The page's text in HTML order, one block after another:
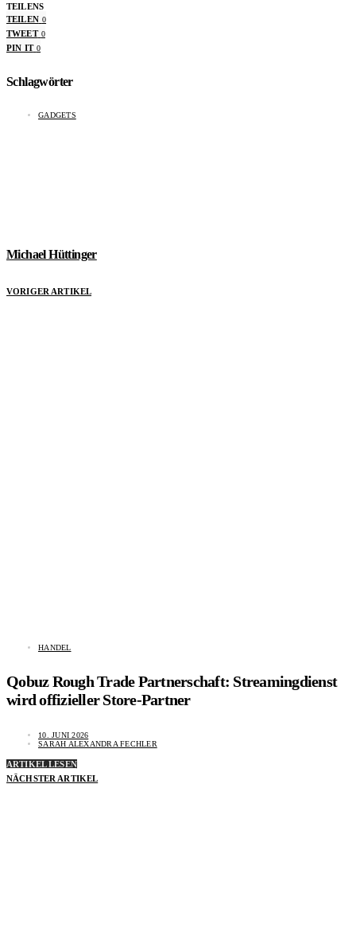
TEILENS
TEILEN 0
TWEET 0
PIN IT 0
Schlagwörter
GADGETS
Michael Hüttinger
VORIGER ARTIKEL
HANDEL
Qobuz Rough Trade Partnerschaft: Streamingdienst
wird offizieller Store-Partner
10. JUNI 2026
SARAH ALEXANDRA FECHLER
ARTIKEL LESEN
NÄCHSTER ARTIKEL